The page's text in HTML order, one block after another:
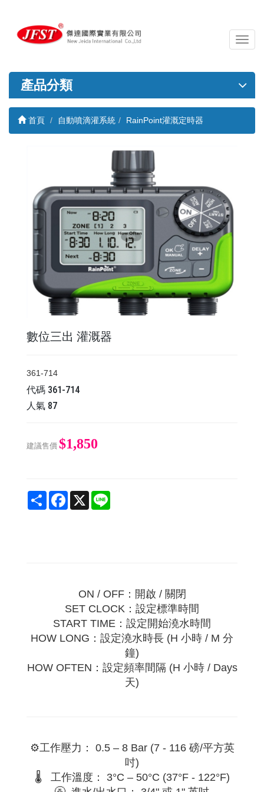
導
覽
關
產品分類
首頁 自動噴滴灌系統 RainPoint灌溉定時器
數位三出 灌溉器
361-714
代碼 361-714
人氣 87
建議售價 $1,850
Share Facebook
X
ON / OFF：開啟 / 關閉
SET CLOCK：設定標準時間
START TIME：設定開始澆水時間
HOW LONG：設定澆水時長 (H 小時 / M 分
鐘)
HOW OFTEN：設定頻率間隔 (H 小時 / Days
天)
⚙️工作壓力： 0.5 – 8 Bar (7 - 116 磅/平方英
吋)
🌡️ 工作溫度： 3°C – 50°C (37°F - 122°F)